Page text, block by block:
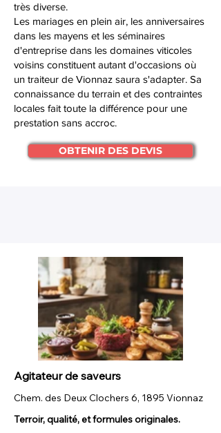
très diverse.
Les mariages en plein air, les anniversaires
dans les mayens et les séminaires
d'entreprise dans les domaines viticoles
voisins constituent autant d'occasions où
un traiteur de Vionnaz saura s'adapter. Sa
connaissance du terrain et des contraintes
locales fait toute la différence pour une
prestation sans accroc.
OBTENIR DES DEVIS
Agitateur de saveurs
Chem. des Deux Clochers 6, 1895 Vionnaz
Terroir, qualité, et formules originales.